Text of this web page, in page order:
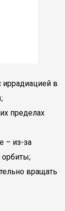
иррадиацией в
пределах
– из-за
орбиты;
вращать